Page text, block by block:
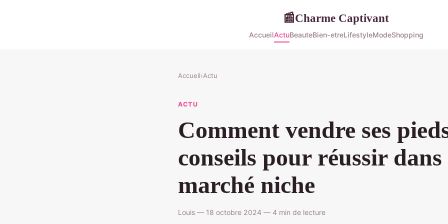
📰Charme Captivant
AccueilActuBeauteBien-etreLifestyleModeShopping
Accueil›Actu
ACTU
Comment vendre ses
conseils pour réussir dans
marché niche
Louis — 18 octobre 2024 — 4 min de lecture